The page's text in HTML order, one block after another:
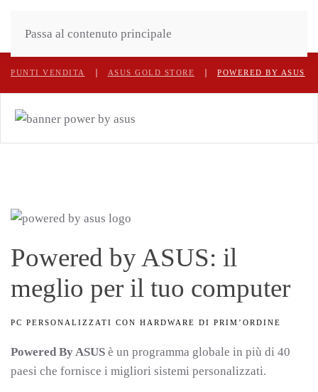
Passa al contenuto principale
PUNTI VENDITA ASUS GOLD STORE POWERED BY ASUS
Powered by ASUS: il
meglio per il tuo computer
PC PERSONALIZZATI CON HARDWARE DI PRIM’ORDINE
Powered By ASUS è un programma globale in più di 40
paesi che fornisce i migliori sistemi personalizzati.